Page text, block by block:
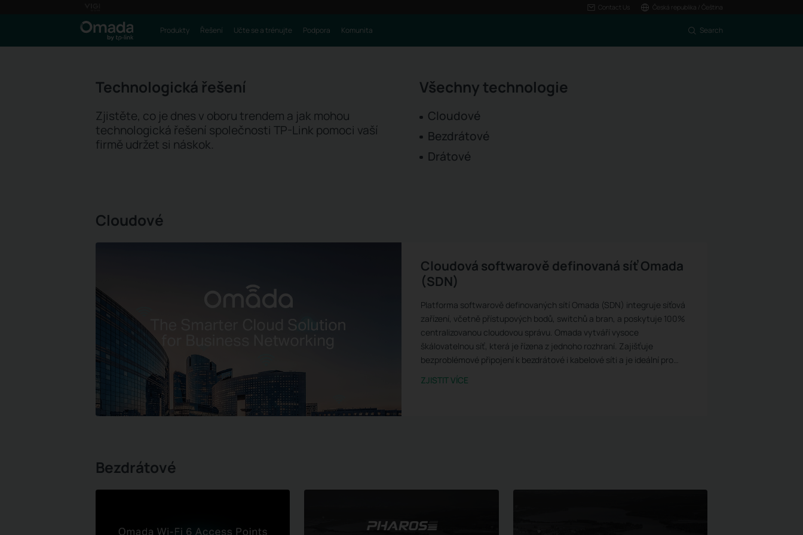
Contact Us Česká republika / Čeština
Produkty Řešení Učte se a trénujte Podpora Komunita Search
Technologická řešení
Zjistěte, co je dnes v oboru trendem a jak mohou
technologická řešení společnosti TP-Link pomoci vaší
firmě udržet si náskok.
Všechny technologie
Cloudové
Bezdrátové
Drátové
Cloudové
Cloudová softwarově definovaná síť Omada
(SDN)
Platforma softwarově definovaných sítí Omada (SDN) integruje síťová
zařízení, včetně přístupových bodů, switchů a bran, a poskytuje 100%
centralizovanou cloudovou správu. Omada vytváří vysoce
škálovatelnou síť, která je řízena z jednoho rozhraní. Zajišťuje
bezproblémové připojení k bezdrátové i kabelové síti a je ideální pro
použití v prostředí pohostinství, vzdělávání, maloobchodu, kanceláří a
ZJISTIT VÍCE
Bezdrátové